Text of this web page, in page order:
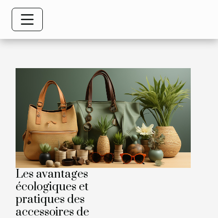
Les avantages
écologiques et
pratiques des
accessoires de